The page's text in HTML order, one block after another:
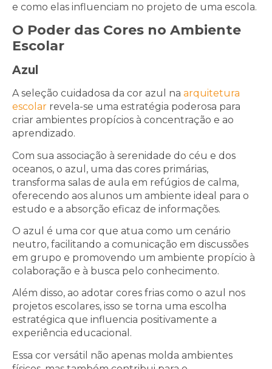
e como elas influenciam no projeto de uma escola.
O Poder das Cores no Ambiente
Escolar
Azul
A seleção cuidadosa da cor azul na arquitetura
escolar revela-se uma estratégia poderosa para
criar ambientes propícios à concentração e ao
aprendizado.
Com sua associação à serenidade do céu e dos
oceanos, o azul, uma das cores primárias,
transforma salas de aula em refúgios de calma,
oferecendo aos alunos um ambiente ideal para o
estudo e a absorção eficaz de informações.
O azul é uma cor que atua como um cenário
neutro, facilitando a comunicação em discussões
em grupo e promovendo um ambiente propício à
colaboração e à busca pelo conhecimento.
Além disso, ao adotar cores frias como o azul nos
projetos escolares, isso se torna uma escolha
estratégica que influencia positivamente a
experiência educacional.
Essa cor versátil não apenas molda ambientes